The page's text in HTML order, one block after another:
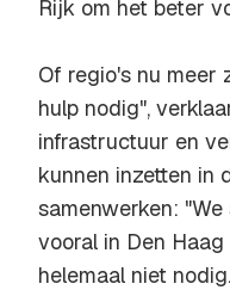
Rijk om het beter
Of regio's nu meer
hulp nodig",
infrastructuur en
kunnen inzetten in
samenwerken:
vooral in Den
helemaal niet